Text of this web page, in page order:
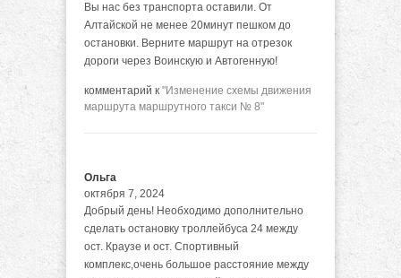
Вы нас без транспорта оставили. От
Алтайской не менее 20минут пешком до
остановки. Верните маршрут на отрезок
дороги через Воинскую и Автогенную!
комментарий к "Изменение схемы движения
маршрута маршрутного такси № 8"
Ольга
октября 7, 2024
Добрый день! Необходимо дополнительно
сделать остановку троллейбуса 24 между
ост. Краузе и ост. Спортивный
комплекс,очень большое расстояние между